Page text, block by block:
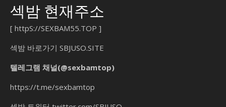
섹밤 현재주소
[ httpS://SEXBAM55.TOP ]
섹밤 바로가기 SBJUSO.SITE
텔레그램 채널(@sexbamtop)
https://t.me/sexbamtop